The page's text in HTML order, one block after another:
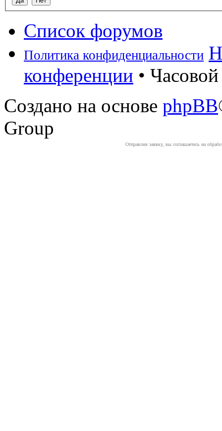
Список форумов
Политика конфиденциальности
конференции •
Создано на основе phpBB
Group
Отправляя заявку, вы соглашаетесь на